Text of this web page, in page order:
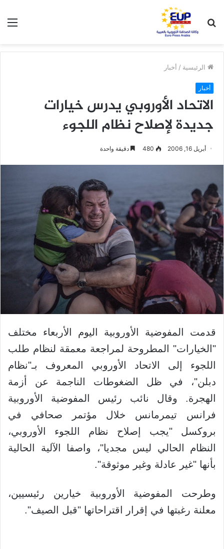
عن
الرئيسية / أخبار
أخبار
الاتحاد الأوروبي يدرس خيارات
جديدة لإصلاح نظام اللجوء
أبريل 16, 2006 480 دقيقة واحدة
قدمت المفوضية الأوروبية اليوم الأربعاء مختلف
"الخيارات" المطروحة لمراجعة معمقة لنظام طلب
اللجوء إلى الاتحاد الأوروبي المعروف بـ"نظام
دبلن"، في ظل الضغوطات الناجمة عن أزمة
الهجرة. وقال نائب رئيس المفوضية الأوروبية
فرانس تيمرمانس خلال مؤتمر صحافي في
بروكسل "يجب إصلاح نظام اللجوء الأوروبي،
النظام الحالي ليس مجديا"، واصفا الآلية الحالية
بأنها "غير عادلة وغير موثوقة".
وطرحت المفوضية الأوروبية خيارين رئيسيين،
معلنة رغبتها في إقرار اقتراحاتها "قبل الصيف".